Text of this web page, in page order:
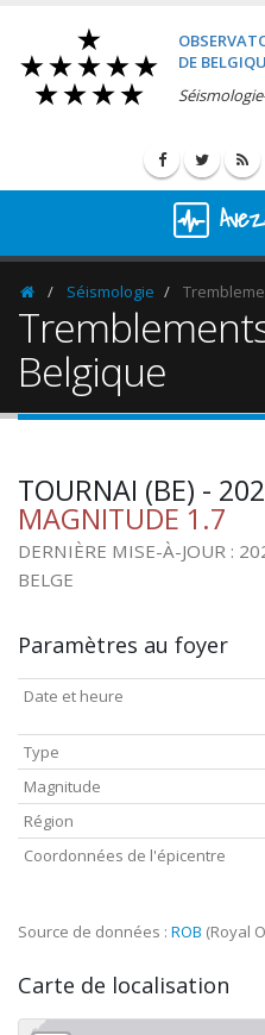
DE
HomepageSéismologie
Belgique
TOURNAI (BE) -
MAGNITUDE 1.7
DERNIÈRE MISE-À-JOUR :
BELGE
Paramètres au foyer
Date et heure
Type
Magnitude
Région
Coordonnées de l'épicentre
Source de données : ROB (Royal
Carte de localisation